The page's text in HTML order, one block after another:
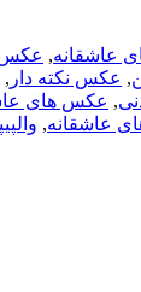
عاشقانه, عکس
, عکس نکته دار ,
, عکس های
عاشقانه,